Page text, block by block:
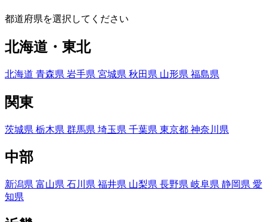
都道府県を選択してください
北海道・東北
北海道 青森県 岩手県 宮城県 秋田県 山形県 福島県
関東
茨城県 栃木県 群馬県 埼玉県 千葉県 東京都 神奈川県
中部
新潟県 富山県 石川県 福井県 山梨県 長野県 岐阜県 静岡県 愛
知県